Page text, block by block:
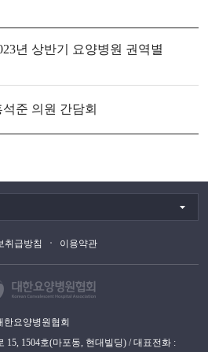
년 상반기 요양병원 권역별
석준 의원 간담회
취급방침 이용약관
한요양병원협회
15, 1504호(마포동, 현대빌딩) / 대표전화 :